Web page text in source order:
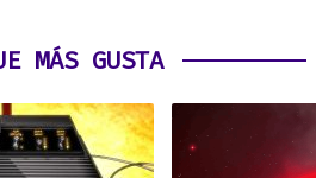
MÁS GUSTA